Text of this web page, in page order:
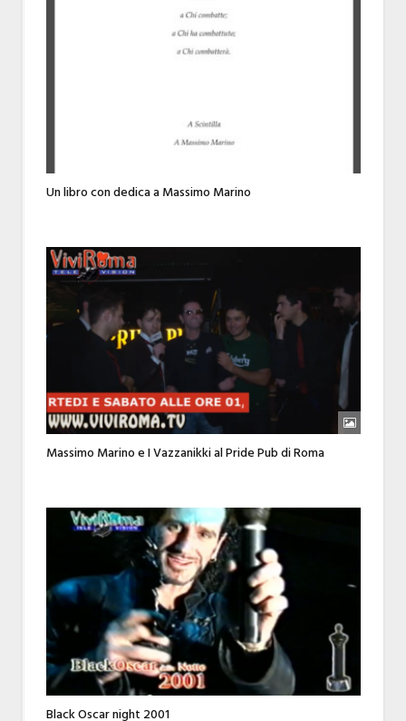
Un libro con dedica a Massimo Marino
Massimo Marino e I Vazzanikki al Pride Pub di Roma
Black Oscar night 2001